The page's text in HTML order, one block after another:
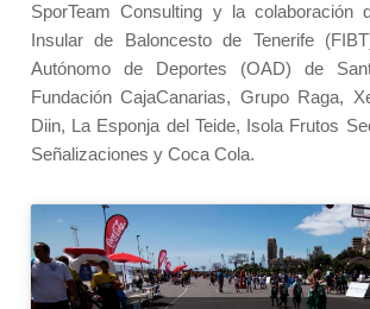
SporTeam Consulting y la colaboración
Insular de Baloncesto de Tenerife
Autónomo de Deportes (OAD) de
Fundación CajaCanarias, Grupo Raga,
Diin, La Esponja del Teide, Isola Frutos
Señalizaciones y Coca Cola.